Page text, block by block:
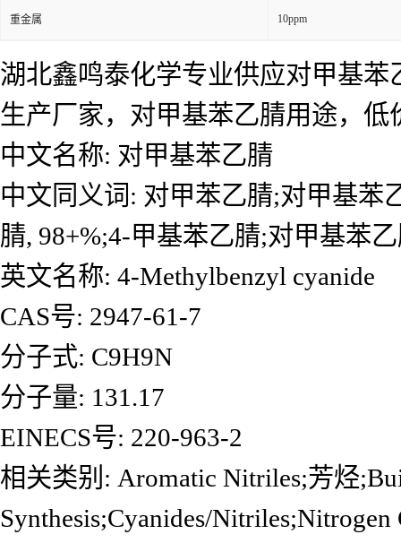
重金属 10ppm
湖北鑫鸣泰化学专业供应对甲基
生产厂家，对甲基苯乙腈用途，
中文名称: 对甲基苯乙腈
中文同义词: 对甲苯乙腈;对甲基苯
腈, 98+%;4-甲基苯乙腈;对甲基苯
英文名称: 4-Methylbenzyl cyanide
CAS号: 2947-61-7
分子式: C9H9N
分子量: 131.17
EINECS号: 220-963-2
相关类别: Aromatic Nitriles;芳烃
Synthesis;Cyanides/